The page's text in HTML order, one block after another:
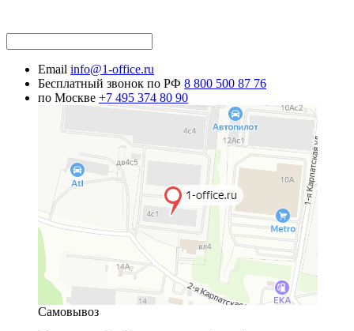
Email info@1-office.ru
Бесплатный звонок по РФ 8 800 500 87 76
по Москве +7 495 374 80 90
Самовывоз